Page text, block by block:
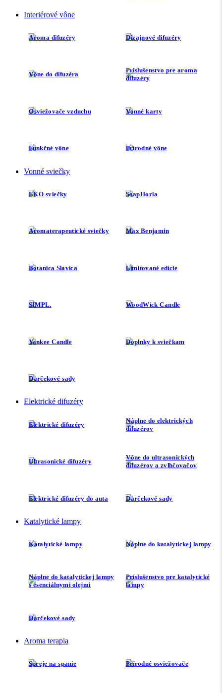
Interiérové vône
Aroma difuzéry Dizajnové difuzéry
Vône do difuzéra
Príslušenstvo pre aroma
difuzéry
Osviežovače vzduchu Vonné karty
Funkčné vône Prírodné vône
Vonné sviečky
EKO sviečky SoapHoria
Aromaterapeutické sviečky Max Benjamin
Botanica Slavica Limitované edície
SIMPL. WoodWick Candle
Yankee Candle Doplnky k sviečkam
Darčekové sady
Elektrické difuzéry
Elektrické difuzéry
Náplne do elektrických
difuzérov
Ultrasonické difuzéry
Vône do ultrasonických
difuzérov a zvlhčovačov
Elektrické difuzéry do auta Darčekové sady
Katalytické lampy
Katalytické lampy Náplne do katalytickej lampy
Náplne do katalytickej lampy
s esenciálnymi olejmi
Príslušenstvo pre katalytické
lampy
Darčekové sady
Aroma terapia
Spreje na spanie Prírodné osviežovače